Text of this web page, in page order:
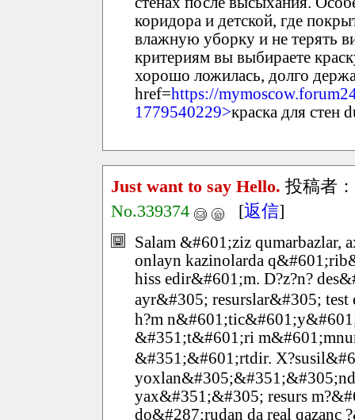
коридора и детской, где
влажную уборку и не терять
критериям вы выбираете
хорошо ложилась, долго
href=https://
1779540229>краска для стен
Just want to say Hello. 投稿者：
No.339374
[返信]
Salam &#601;ziz
onlayn kazinolarda
hiss edir&#601;m. D?z?n?
ayr&#305; resurslar&#305;
h?m
&#351;t&#601;ri
&#351;&#601;rtdir.
yax&#351;&#305; resurs
do&#287;rudan da real qazanc